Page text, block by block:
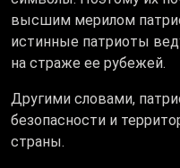
высшим мерилом
истинные патриоты
на страже ее рубежей.
Другими словами,
безопасности и
страны.